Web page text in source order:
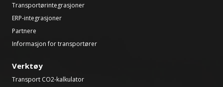
Transportørintegrasjoner
ERP-integrasjoner
Partnere
Informasjon for transportører
Verktøy
Transport CO2-kalkulator